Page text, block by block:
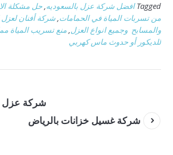
Tagged افضل شركة عزل بالسعوديه,حل مشكلة
من تسربات المياة في الحمامات,شركة أفنان
والمسابح وجميع انواع العزل,منع تسريب المياة
للديكور أو حدوث ماس كهربي
شركة عزل
شركة غسيل خزانات بالرياض